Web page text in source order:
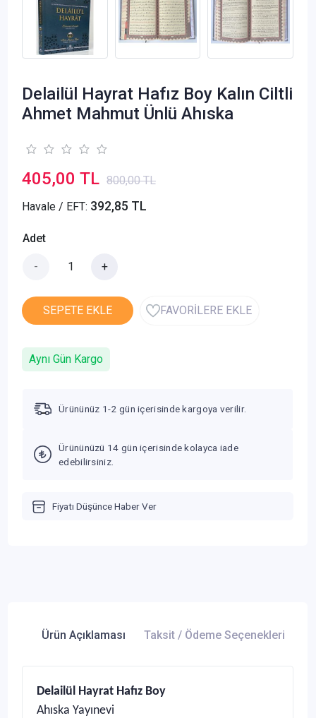
Delailül Hayrat Hafız Boy Kalın Ciltli
Ahmet Mahmut Ünlü Ahıska
405,00 TL 800,00 TL
Havale / EFT: 392,85 TL
Adet
- +
SEPETE EKLE FAVORİLERE EKLE
Aynı Gün Kargo
Ürününüz 1-2 gün içerisinde kargoya verilir.
Ürününüzü 14 gün içerisinde kolayca iade
edebilirsiniz.
Fiyatı Düşünce Haber Ver
Ürün Açıklaması Taksit / Ödeme Seçenekleri
Delailül Hayrat Hafız Boy
Ahıska Yayınevi